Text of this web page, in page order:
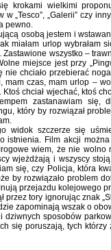
krokami wielkimi
„Tesco”, „Galerii” czy
pewno.
osobą jestem i
miałam urlop wybrałam
Zastawione wszystko –
miejsce jest przy
chciało przebierać
mam czas, mam urlop –
chciał wjechać, ktoś
zastanawiam się,
który by rozwiązał
widok szczerze się
istnienia. Film akcji
wiem, że nie
wjeżdżają i wszyscy
się, czy Policja, która
by rozwiązało problem
przejazdu kolejowego
przez tory ignorując znak
zapominają wszak o
sposobów
się poruszają, tych